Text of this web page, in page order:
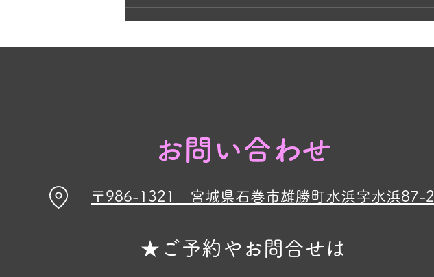
見頃です🌸
お問い合わせ
〒986-1321 宮城県石巻市雄勝町水浜字水浜87-2
★ご予約やお問合せは